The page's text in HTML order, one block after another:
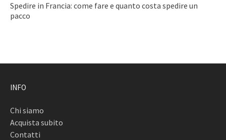
Spedire in Francia: come fare e quanto costa spedire un
pacco
INFO
Chi siamo
Acquista subito
Contatti